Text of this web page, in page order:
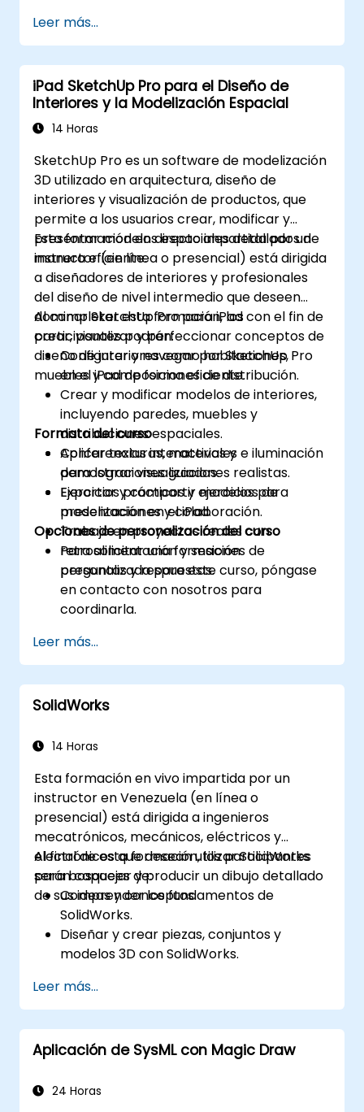
múltiples componentes.
Leer más...
iPad SketchUp Pro para el Diseño de
Interiores y la Modelización Espacial
14 Horas
SketchUp Pro es un software de modelización
3D utilizado en arquitectura, diseño de
interiores y visualización de productos, que
permite a los usuarios crear, modificar y
presentar modelos espaciales detallados de
manera eficiente.
Esta formación en directo impartida por un
instructor (en línea o presencial) está dirigida
a diseñadores de interiores y profesionales
del diseño de nivel intermedio que deseen
dominar SketchUp Pro para iPad con el fin de
crear, visualizar y perfeccionar conceptos de
diseño de interiores como habitaciones,
muebles y composiciones de distribución.
Al completar esta formación, los
participantes podrán:
Configurar y navegar por SketchUp Pro
en el iPad de forma eficiente.
Crear y modificar modelos de interiores,
incluyendo paredes, muebles y
distribuciones espaciales.
Aplicar texturas, materiales e iluminación
para lograr visualizaciones realistas.
Exportar y compartir modelos para
presentaciones y colaboración.
Formato del curso
Conferencias interactivas y
demostraciones guiadas.
Ejercicios prácticos y ejercicios de
modelización en el iPad.
Trabajo en proyectos reales con
retroalimentación y sesiones de
preguntas y respuestas.
Opciones de personalización del curso
Para solicitar una formación
personalizada para este curso, póngase
en contacto con nosotros para
coordinarla.
Leer más...
SolidWorks
14 Horas
Esta formación en vivo impartida por un
instructor en Venezuela (en línea o
presencial) está dirigida a ingenieros
mecatrónicos, mecánicos, eléctricos y
electrónicos que desean utilizar SolidWorks
para bosquejar y producir un dibujo detallado
de sus ideas y conceptos.
Al final de esta formación, los participantes
serán capaces de:
Comprender los fundamentos de
SolidWorks.
Diseñar y crear piezas, conjuntos y
modelos 3D con SolidWorks.
Leer más...
Aplicación de SysML con Magic Draw
24 Horas